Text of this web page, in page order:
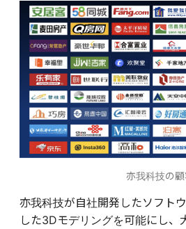
亦我科技の
亦我科技が自社開発したソフト
した3Dモデリングを可能にし、